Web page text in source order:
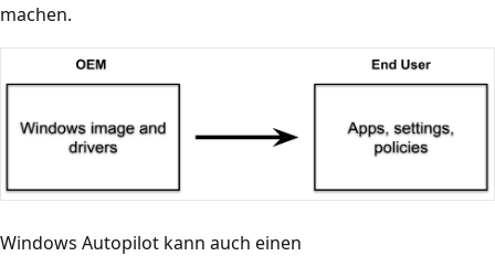
machen.
Windows Autopilot kann auch einen